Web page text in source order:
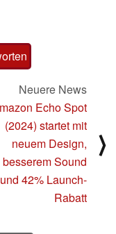
Neuere News
Echo Spot
(2024) startet mit
neuem Design,
besserem Sound
und 42% Launch-
Rabatt
⟩